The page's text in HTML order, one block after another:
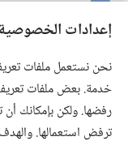
إعدادات الخصوصية
نحن نستعمل ملفات
خدمة. بعض ملفات
رفضها. ولكن بإمكانك
ترفض استعمالها.
(يفتح
نافذة
(يفتح
نافذة
جديدة) تطبيق ®
JW Library
مكتبة برج المراقبة